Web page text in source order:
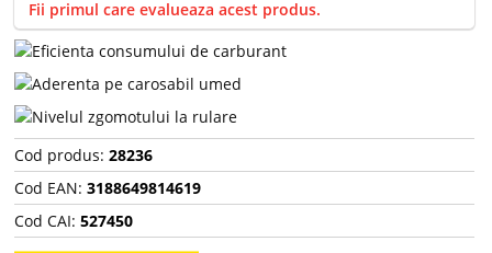
Fii primul care evalueaza acest produs.
Cod produs: 28236
Cod EAN: 3188649814619
Cod CAI: 527450